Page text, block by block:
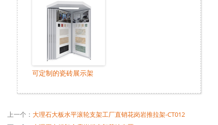
可定制的瓷砖展示架
上一个： 大理石大板水平滚轮支架工厂直销花岗岩推拉架-CT012